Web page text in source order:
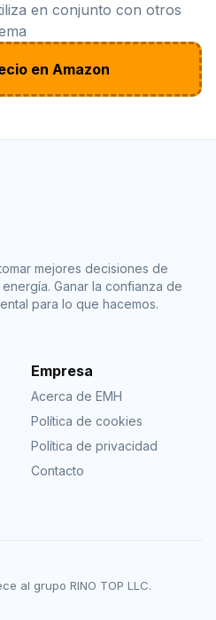
en conjunto con otros
en Amazon
mejores decisiones de
Ganar la confianza de
para lo que hacemos.
Empresa
Acerca de EMH
Política de cookies
Política de privacidad
Contacto
al grupo RINO TOP LLC.